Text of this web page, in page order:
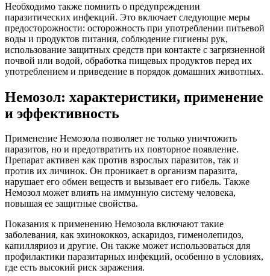
Необходимо также помнить о предупреждении
паразитических инфекций. Это включает следующие меры
предосторожности: осторожность при употреблении питьевой
воды и продуктов питания, соблюдение гигиены рук,
использование защитных средств при контакте с загрязненной
почвой или водой, обработка пищевых продуктов перед их
употреблением и приведение в порядок домашних животных.
Немозол: характеристики, применение
и эффективность
Применение Немозола позволяет не только уничтожить
паразитов, но и предотвратить их повторное появление.
Препарат активен как против взрослых паразитов, так и
против их личинок. Он проникает в организм паразита,
нарушает его обмен веществ и вызывает его гибель. Также
Немозол может влиять на иммунную систему человека,
повышая ее защитные свойства.
Показания к применению Немозола включают такие
заболевания, как эхинококкоз, аскаридоз, гименолепидоз,
капилляриоз и другие. Он также может использоваться для
профилактики паразитарных инфекций, особенно в условиях,
где есть высокий риск заражения.